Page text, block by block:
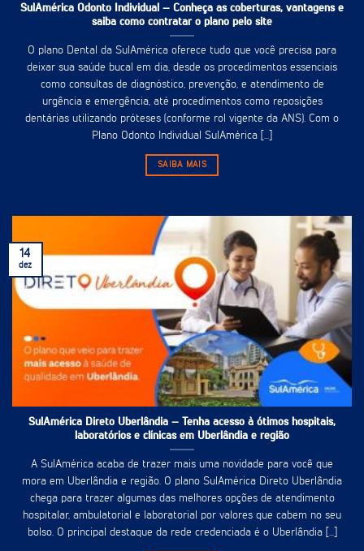
SulAmérica Odonto Individual – Conheça as coberturas, vantagens e
saiba como contratar o plano pelo site
O plano Dental da SulAmérica oferece tudo que você precisa para
deixar sua saúde bucal em dia, desde os procedimentos essenciais
como consultas de diagnóstico, prevenção, e atendimento de
urgência e emergência, até procedimentos como reposições
dentárias utilizando próteses (conforme rol vigente da ANS). Com o
Plano Odonto Individual SulAmérica [...]
SAIBA MAIS
SulAmérica Direto Uberlândia – Tenha acesso à ótimos hospitais,
laboratórios e clínicas em Uberlândia e região
A SulAmérica acaba de trazer mais uma novidade para você que
mora em Uberlândia e região. O plano SulAmérica Direto Uberlândia
chega para trazer algumas das melhores opções de atendimento
hospitalar, ambulatorial e laboratorial por valores que cabem no seu
bolso. O principal destaque da rede credenciada é o Uberlândia [...]
14
dez